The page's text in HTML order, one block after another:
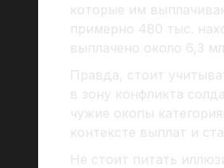
которые им
примерно 480 тыс.
выплачено около 6,3
Правда, стоит
в зону конфликта
чужие окопы
контексте выплат и
Не стоит питать